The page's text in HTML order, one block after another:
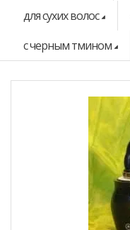
для сухих волос
с черным тмином